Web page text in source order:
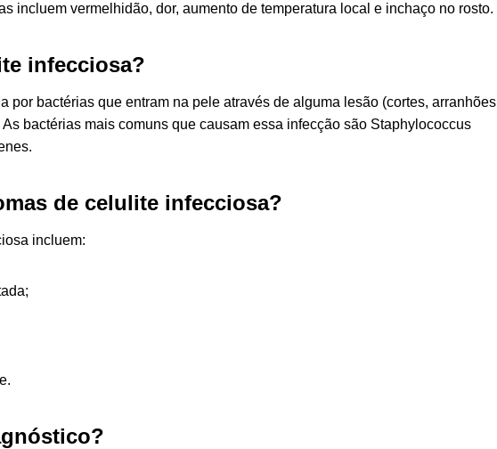
incluem vermelhidão, dor, aumento de temperatura local e inchaço no rosto.
infecciosa?
por bactérias que entram na pele através de alguma lesão (cortes, arranhões
As bactérias mais comuns que causam essa infecção são Staphylococcus
.
de celulite infecciosa?
incluem: